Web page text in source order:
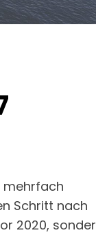
mehrfach
Schritt nach
2020,